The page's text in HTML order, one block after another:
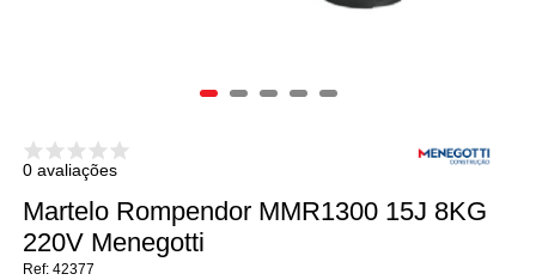
0 avaliações
Martelo Rompendor MMR1300 15J 8KG
220V Menegotti
42377